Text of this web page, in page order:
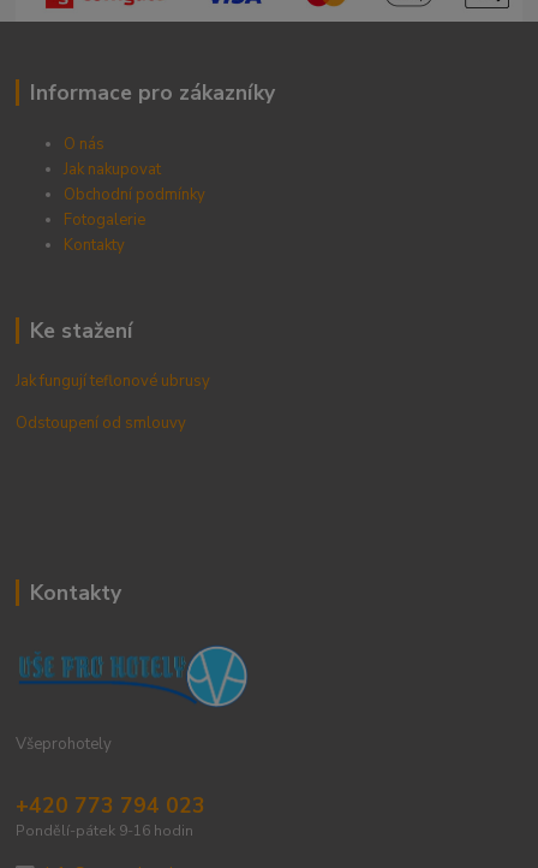
Informace pro zákazníky
O nás
Jak nakupovat
Obchodní podmínky
Fotogalerie
Kontakty
Ke stažení
Jak fungují teflonové ubrusy
Odstoupení od smlouvy
Kontakty
Všeprohotely
+420 773 794 023
Pondělí-pátek 9-16 hodin